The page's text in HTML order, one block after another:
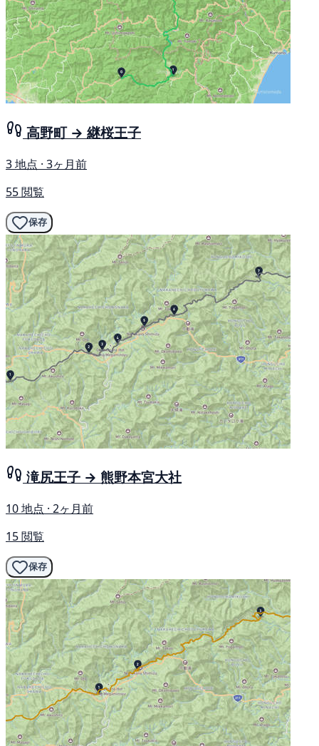
高野町 → 継桜王子
3 地点 · 3ヶ月前
55 閲覧
保存
滝尻王子 → 熊野本宮大社
10 地点 · 2ヶ月前
15 閲覧
保存